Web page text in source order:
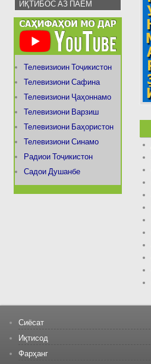
ИҚТИБОС АЗ ПАЁМ
Телевизиоин Тоҷикистон
Телевизиони Сафина
Телевизиони Ҷаҳоннамо
Телевизиони Варзиш
Телевизиони Баҳористон
Телевизиони Синамо
Радиои Тоҷикистон
Садои Душанбе
Сиёсат
Иқтисод
Фарҳанг